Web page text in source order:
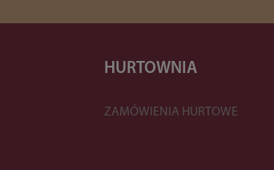
HURTOWNIA
ZAMÓWIENIA HURTOWE